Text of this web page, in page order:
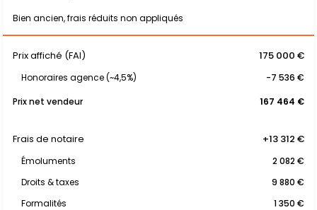
Bien ancien, frais réduits non appliqués
Prix affiché (FAI) 175 000 €
Honoraires agence (~4,5%)
-7 536 €
Prix net vendeur
167 464 €
Frais de notaire +13 312 €
Émoluments
2 082 €
Droits & taxes
9 880 €
Formalités
1 350 €